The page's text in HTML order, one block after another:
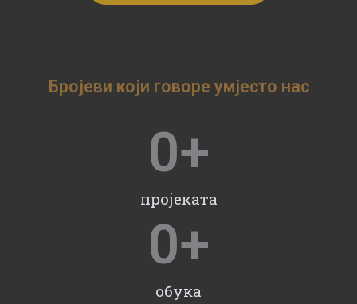
Бројеви који говоре умјесто нас
пројеката
0+
обука
0+